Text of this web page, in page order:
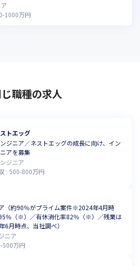
-1000万円
職種の求人
トエッグ
ジニア／ネストエッグの成長に向け、イン
アを募集
ジニア
:500-800万円
（約90％がプライム案件※2024年4月時
％（※）／有休消化率82％（※）／残業は
月時点、当社調べ）
ニア
-500万円